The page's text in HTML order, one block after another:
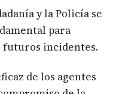
y la Policía se
para
incidentes.
de los agentes